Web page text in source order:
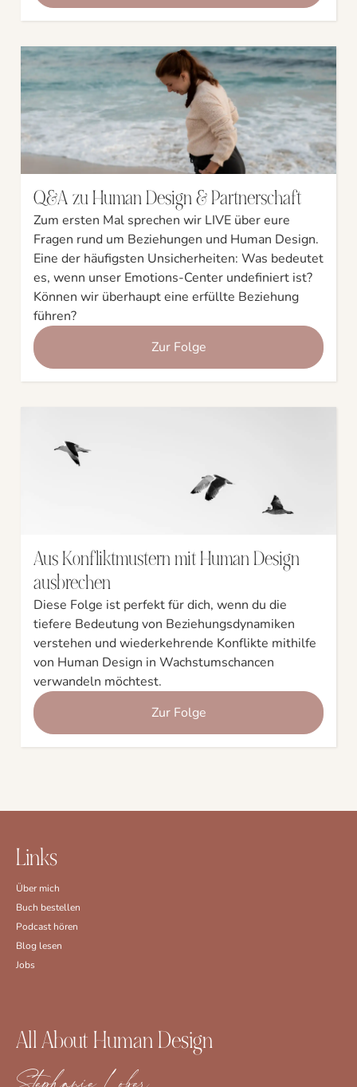
Q&A zu Human Design & Partnerschaft
Zum ersten Mal sprechen wir LIVE über eure
Fragen rund um Beziehungen und Human Design.
Eine der häufigsten Unsicherheiten: Was bedeutet
es, wenn unser Emotions-Center undefiniert ist?
Können wir überhaupt eine erfüllte Beziehung
führen?
Zur Folge
Aus Konfliktmustern mit Human Design
ausbrechen
Diese Folge ist perfekt für dich, wenn du die
tiefere Bedeutung von Beziehungsdynamiken
verstehen und wiederkehrende Konflikte mithilfe
von Human Design in Wachstumschancen
verwandeln möchtest.
Zur Folge
Links
Über mich
Buch bestellen
Podcast hören
Blog lesen
Jobs
All About Human Design